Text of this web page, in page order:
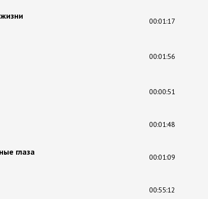
00:01:17
00:01:56
00:00:51
00:01:48
глаза
00:01:09
00:55:12